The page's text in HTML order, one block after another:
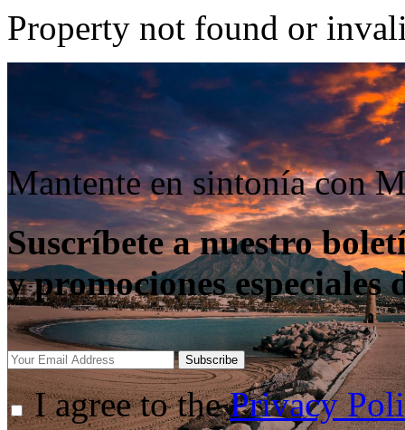
Property not found or
Mantente en sintonía con
Suscríbete a nuestro
y promociones especiales
Subscribe
I agree to thePrivacy